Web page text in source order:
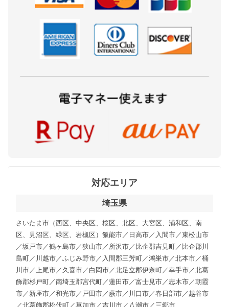
対応エリア
埼玉県
さいたま市（西区、中央区、桜区、北区、大宮区、浦和区、南
区、見沼区、緑区、岩槻区）飯能市／日高市／入間市／東松山市
／坂戸市／鶴ヶ島市／狭山市／所沢市／比企郡吉見町／比企郡川
島町／川越市／ふじみ野市／入間郡三芳町／鴻巣市／北本市／桶
川市／上尾市／久喜市／白岡市／北足立郡伊奈町／幸手市／北葛
飾郡杉戸町／南埼玉郡宮代町／蓮田市／富士見市／志木市／朝霞
市／新座市／和光市／戸田市／蕨市／川口市／春日部市／越谷市
／北葛飾郡松伏町／草加市／吉川市／八潮市／三郷市